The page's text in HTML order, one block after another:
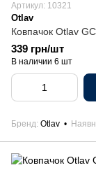
Артикул: 10321
Otlav
Ковпачок Otlav
339 грн/шт
В наличии 6 шт
Бренд Otlav